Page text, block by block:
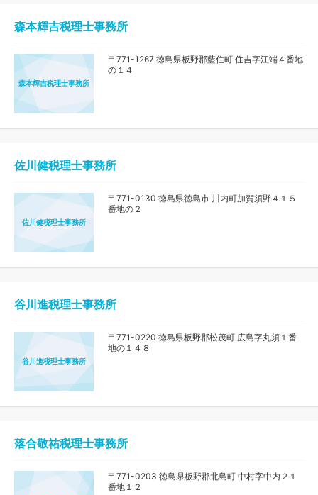
森本輝吉税理士事務所
森本輝吉税理士事務所
〒771-1267 徳島県板野郡藍住町 住吉字江端４番地
の１４
佐川健税理士事務所
佐川健税理士事務所
〒771-0130 徳島県徳島市 川内町加賀須野４１５
番地の２
谷川進税理士事務所
谷川進税理士事務所
〒771-0220 徳島県板野郡松茂町 広島字丸須１番
地の１４８
落合敬祐税理士事務所
〒771-0203 徳島県板野郡北島町 中村字中内２１
番地１２